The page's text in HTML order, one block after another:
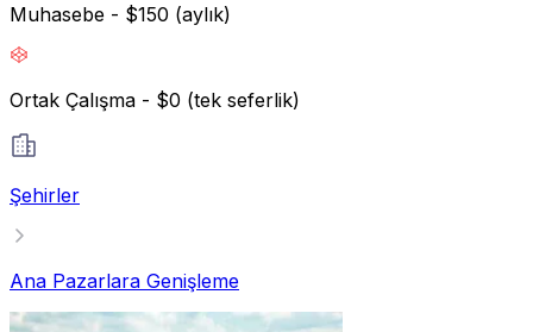
Muhasebe - $150 (aylık)
Ortak Çalışma - $0 (tek seferlik)
Şehirler
Ana Pazarlara Genişleme